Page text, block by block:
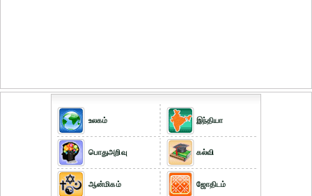
உலகம்
பொதுஅறிவு
ஆன்மிகம்
இந்தியா
கல்வி
ஜோதிடம்